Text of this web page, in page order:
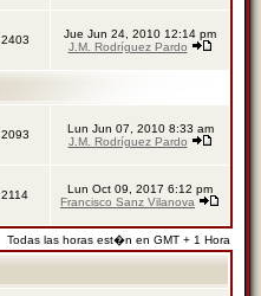
2403
Jue Jun 24, 2010 12:14 pm
J.M. Rodríguez Pardo
2093
Lun Jun 07, 2010 8:33 am
J.M. Rodríguez Pardo
2114
Lun Oct 09, 2017 6:12 pm
Francisco Sanz Vilanova
Todas las horas est�n en GMT + 1 Hora